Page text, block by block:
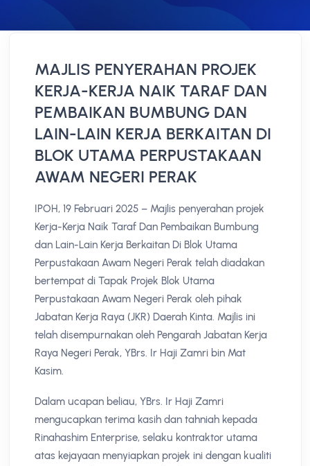
MAJLIS PENYERAHAN PROJEK
KERJA-KERJA NAIK TARAF DAN
PEMBAIKAN BUMBUNG DAN
LAIN-LAIN KERJA BERKAITAN DI
BLOK UTAMA PERPUSTAKAAN
AWAM NEGERI PERAK
IPOH, 19 Februari 2025 – Majlis penyerahan projek
Kerja-Kerja Naik Taraf Dan Pembaikan Bumbung
dan Lain-Lain Kerja Berkaitan Di Blok Utama
Perpustakaan Awam Negeri Perak telah diadakan
bertempat di Tapak Projek Blok Utama
Perpustakaan Awam Negeri Perak oleh pihak
Jabatan Kerja Raya (JKR) Daerah Kinta. Majlis ini
telah disempurnakan oleh Pengarah Jabatan Kerja
Raya Negeri Perak, YBrs. Ir Haji Zamri bin Mat
Kasim.
Dalam ucapan beliau, YBrs. Ir Haji Zamri
mengucapkan terima kasih dan tahniah kepada
Rinahashim Enterprise, selaku kontraktor utama
atas kejayaan menyiapkan projek ini dengan kualiti